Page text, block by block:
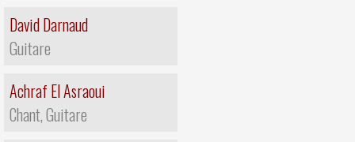
David Darnaud
Guitare
Achraf El Asraoui
Chant, Guitare